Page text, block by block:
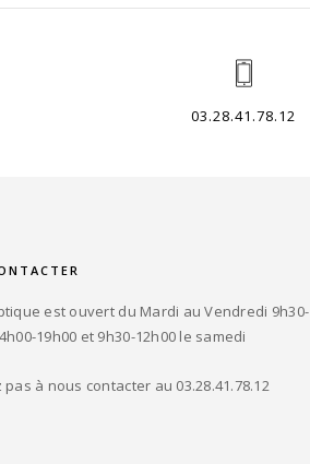
03.28.41.78.12
est ouvert du Mardi au Vendredi 9h30-
19h00 et 9h30-12h00 le samedi
à nous contacter au 03.28.41.78.12